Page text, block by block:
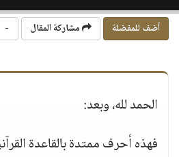
أضف للمفضلة مشاركة المقال -
الحمد لله، وبعد:
فهذه أحرف ممتدة بالقاعدة